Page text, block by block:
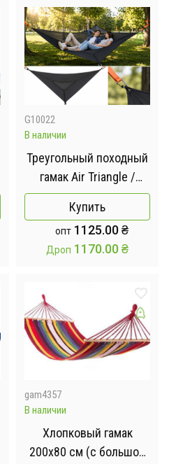
G10022
В наличии
Треугольный походный
гамак Air Triangle /
Портативный
трехместный гамак
Купить
опт 1125.00₴
Дроп 1170.00₴
gam4357
В наличии
Хлопковый гамак
200х80 см (с большой